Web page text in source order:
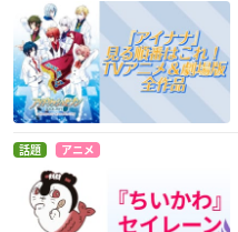
話題 アニメ